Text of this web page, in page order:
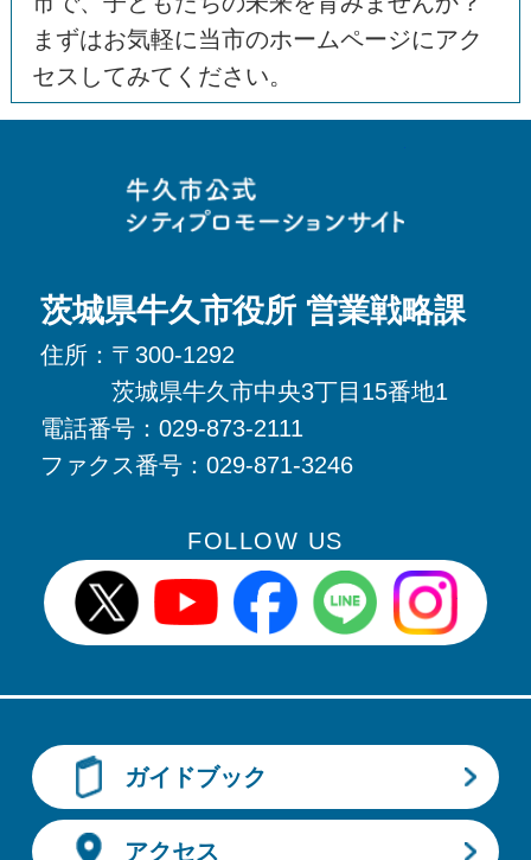
まずはお気軽に当市のホームページにアク
セスしてみてください。
茨城県牛久市役所 営業戦略課
住所： 〒300-1292
茨城県牛久市中央3丁目15番地1
電話番号： 029-873-2111
ファクス番号： 029-871-3246
FOLLOW US
牛久市X(旧twitter)
牛久市Youtube牛久市Facebook
牛久市LINE
牛久
ガイドブック
アクセス